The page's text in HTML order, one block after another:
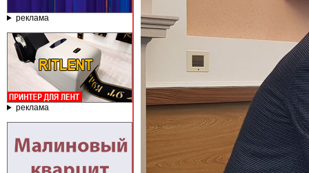
реклама
реклама